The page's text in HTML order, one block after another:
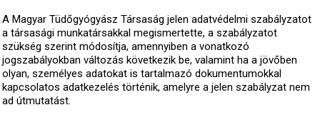
A Magyar Tüdőgyógyász Társaság jelen adatvédelmi szabályzatot
a társasági munkatársakkal megismertette, a szabályzatot
szükség szerint módosítja, amennyiben a vonatkozó
jogszabályokban változás következik be, valamint ha a jövőben
olyan, személyes adatokat is tartalmazó dokumentumokkal
kapcsolatos adatkezelés történik, amelyre a jelen szabályzat nem
ad útmutatást.